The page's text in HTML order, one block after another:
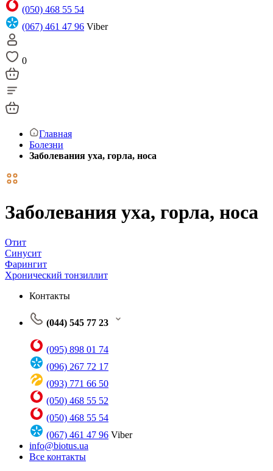
(050) 468 55 54
(067) 461 47 96 Viber
0
Главная
Болезни
Заболевания уха, горла, носа
Заболевания уха, горла, носа
Отит
Синусит
Фарингит
Хронический тонзиллит
Контакты
(044) 545 77 23
(095) 898 01 74
(096) 267 72 17
(093) 771 66 50
(050) 468 55 52
(050) 468 55 54
(067) 461 47 96 Viber
info@biotus.ua
Все контакты